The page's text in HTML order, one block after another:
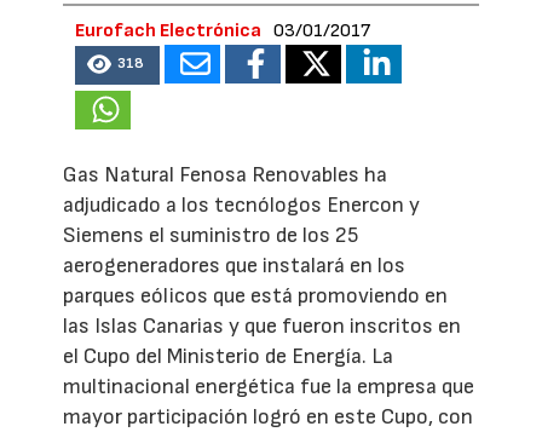
Eurofach Electrónica 03/01/2017
318
Gas Natural Fenosa Renovables ha
adjudicado a los tecnólogos Enercon y
Siemens el suministro de los 25
aerogeneradores que instalará en los
parques eólicos que está promoviendo en
las Islas Canarias y que fueron inscritos en
el Cupo del Ministerio de Energía. La
multinacional energética fue la empresa que
mayor participación logró en este Cupo, con